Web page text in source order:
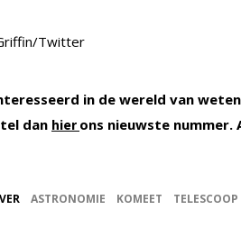
Twitter
in de wereld van
dan hier ons nieuwste nummer.
ASTRONOMIE KOMEET TELESCOOP